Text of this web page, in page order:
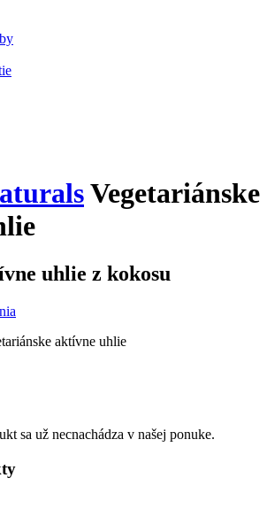
Vegetariánske
uhlie z kokosu
aktívne uhlie
sa už necnachádza v našej ponuke.